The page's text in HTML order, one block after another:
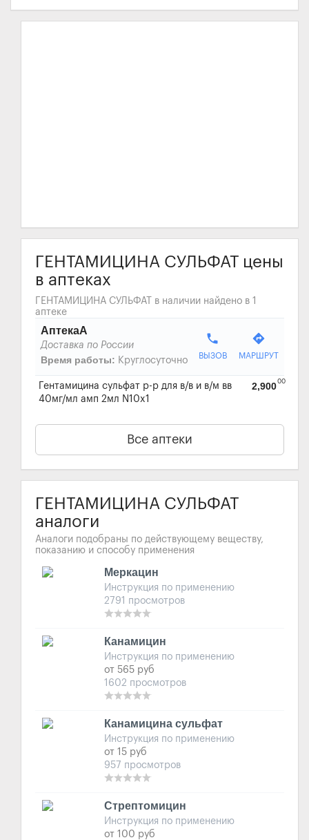
ГЕНТАМИЦИНА СУЛЬФАТ цены
в аптеках
ГЕНТАМИЦИНА СУЛЬФАТ в наличии найдено в 1
аптеке
АптекаА
Доставка по России
Время работы: Круглосуточно
phone
ВЫЗОВ
directions
МАРШРУТ
Гентамицина сульфат р-р для в/в и в/м вв
40мг/мл амп 2мл N10x1
2,90000
Все аптеки
ГЕНТАМИЦИНА СУЛЬФАТ
аналоги
Аналоги подобраны по действующему веществу,
показанию и способу применения
Меркацин
Инструкция по применению
2791 просмотров
Канамицин
Инструкция по применению
от 565 руб
1602 просмотров
Канамицина сульфат
Инструкция по применению
от 15 руб
957 просмотров
Стрептомицин
Инструкция по применению
от 100 руб